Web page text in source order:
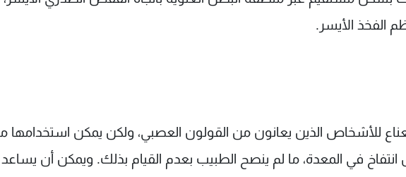
الفخذ الأيسر.
للأشخاص الذين يعانون من القولون العصبي، ولكن يمكن استخدامها
في المعدة، ما لم ينصح الطبيب بعدم القيام بذلك. ويمكن أن يساعد